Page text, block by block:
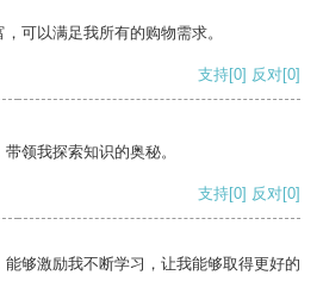
可以满足我所有的购物需求。
支持[0] 反对[0]
领我探索知识的奥秘。
支持[0] 反对[0]
够激励我不断学习，让我能够取得更好的